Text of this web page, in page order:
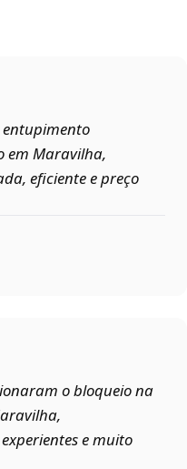
em Maravilha,
eficiente e preço
o bloqueio na
e muito